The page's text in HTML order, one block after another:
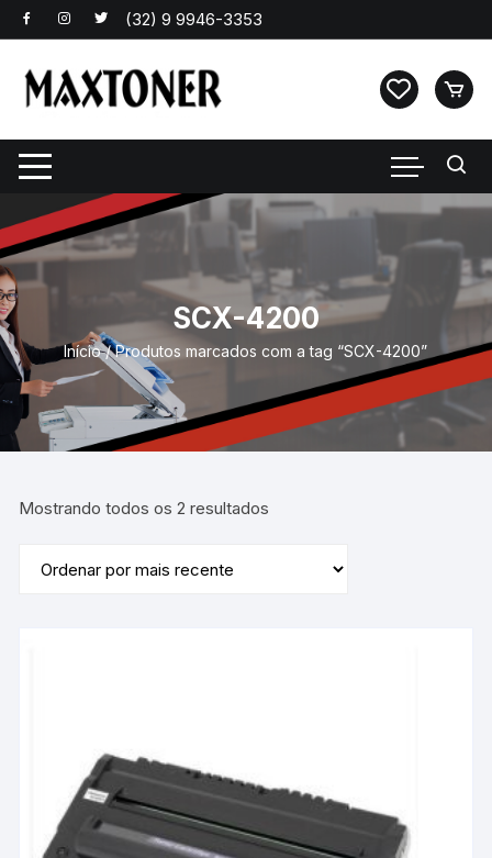
Pular
para
conteúdo
SCX-4200
Início/ Produtos marcados com a tag “SCX-4200”
Mostrando todos os 2 resultados